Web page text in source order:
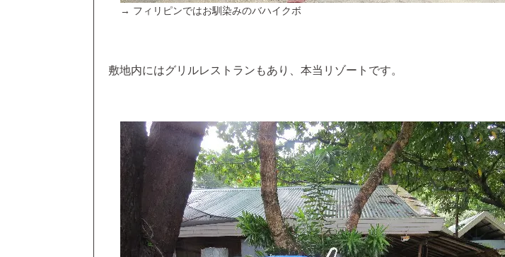
→ フィリピンではお馴染みのバハイクボ
敷地内にはグリルレストランもあり、本当リゾートです。